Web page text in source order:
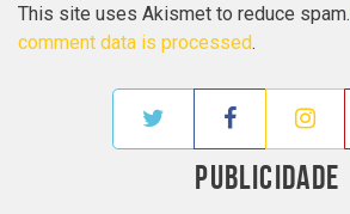
This site uses Akismet to reduce spam.
comment data is processed.
PUBLICIDADE